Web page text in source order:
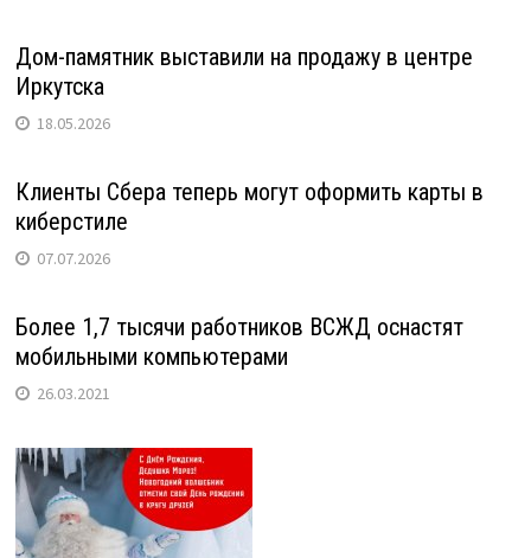
Дом-памятник выставили на продажу в центре
Иркутска
18.05.2026
Клиенты Сбера теперь могут оформить карты в
киберстиле
07.07.2026
Более 1,7 тысячи работников ВСЖД оснастят
мобильными компьютерами
26.03.2021